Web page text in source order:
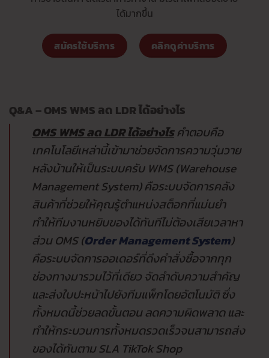
ได้มากขึ้น
สมัครใช้บริการ คลิกดูค่าบริการ
Q&A – OMS WMS ลด LDR ได้อย่างไร
OMS WMS ลด LDR ได้อย่างไรคำตอบคือ
เทคโนโลยีเหล่านี้เข้ามาช่วยจัดการความวุ่นวาย
หลังบ้านให้เป็นระบบครับ WMS (Warehouse
Management System) คือระบบจัดการคลัง
สินค้าที่ช่วยให้คุณรู้ตำแหน่งสต็อกที่แม่นยำ
ทำให้ทีมงานหยิบของได้ทันทีไม่ต้องเสียเวลาหา
ส่วน OMS (Order Management System)
คือระบบจัดการออเดอร์ที่ดึงคำสั่งซื้อจากทุก
ช่องทางมารวมไว้ที่เดียว จัดลำดับความสำคัญ
และส่งใบปะหน้าไปยังทีมแพ็กโดยอัตโนมัติ ซึ่ง
ทั้งหมดนี้ช่วยลดขั้นตอน ลดความผิดพลาด และ
ทำให้กระบวนการทั้งหมดรวดเร็วจนสามารถส่ง
ของได้ทันตาม SLA TikTok Shop